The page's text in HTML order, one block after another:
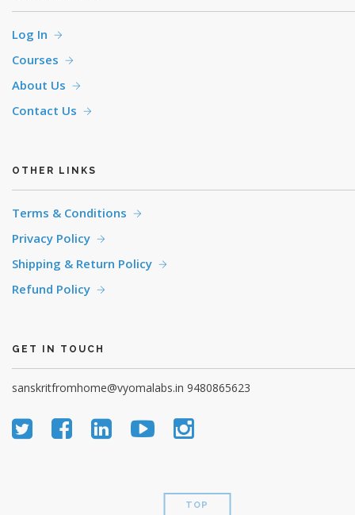
Log In
Courses
About Us
Contact Us
OTHER LINKS
Terms & Conditions
Privacy Policy
Shipping & Return Policy
Refund Policy
GET IN TOUCH
sanskritfromhome@vyomalabs.in 9480865623
TOP